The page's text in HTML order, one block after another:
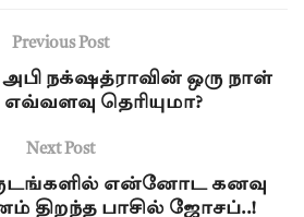
Previous Post
நக்‌ஷத்ராவின் ஒரு நாள்
தெரியுமா?
Next Post
வருடங்களில் என்னோட கனவு
திறந்த பாசில் ஜோசப்..!